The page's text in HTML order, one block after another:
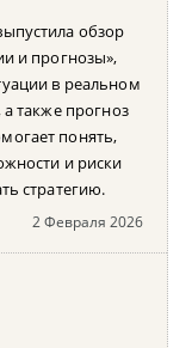
обзор
и прогнозы»,
в реальном
также прогноз
понять,
и риски
стратегию.
2 Февраля 2026